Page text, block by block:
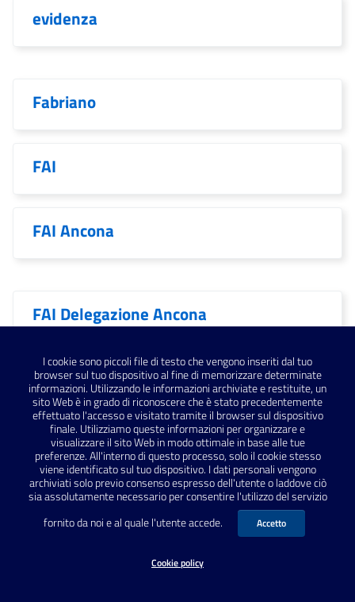
I cookie sono piccoli file di testo che vengono inseriti dal tuo
browser sul tuo dispositivo al fine di memorizzare determinate
informazioni. Utilizzando le informazioni archiviate e restituite, un
sito Web è in grado di riconoscere che è stato precedentemente
effettuato l'accesso e visitato tramite il browser sul dispositivo
finale. Utilizziamo queste informazioni per organizzare e
visualizzare il sito Web in modo ottimale in base alle tue
preferenze. All'interno di questo processo, solo il cookie stesso
viene identificato sul tuo dispositivo. I dati personali vengono
archiviati solo previo consenso espresso dell'utente o laddove ciò
sia assolutamente necessario per consentire l'utilizzo del servizio
fornito da noi e al quale l'utente accede.
Accetto
Cookie policy
evidenza
Fabriano
FAI
FAI Ancona
FAI Delegazione Ancona
Falerio Picenus
Falerone
Fano